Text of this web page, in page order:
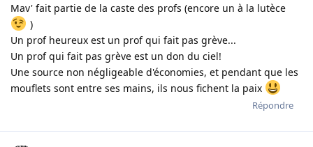
Mav' fait partie de la caste des profs (encore un à la lutèce
)
Un prof heureux est un prof qui fait pas grève...
Un prof qui fait pas grève est un don du ciel!
Une source non négligeable d'économies, et pendant que les
mouflets sont entre ses mains, ils nous fichent la paix
Répondre